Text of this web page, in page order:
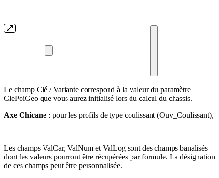
Le champ Clé / Variante correspond à la valeur du paramètre
ClePoiGeo que vous aurez initialisé lors du calcul du chassis.
Axe Chicane : pour les profils de type coulissant (Ouv_Coulissant),
Les champs ValCar, ValNum et ValLog sont des champs banalisés
dont les valeurs pourront être récupérées par formule. La désignation
de ces champs peut être personnalisée.